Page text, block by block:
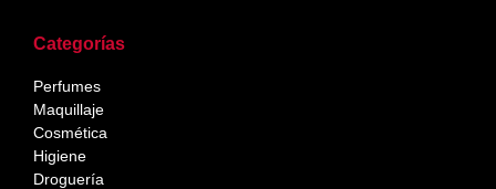
Categorías
Perfumes
Maquillaje
Cosmética
Higiene
Droguería